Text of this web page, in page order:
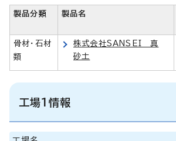
製品分類 製品名
骨材・石材
類
株式会社SANSEI 真
砂土
工場1情報